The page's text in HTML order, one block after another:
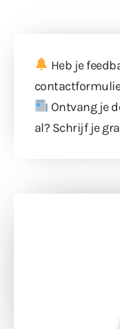
Heb je
Ontvang je
al? Schrijf je